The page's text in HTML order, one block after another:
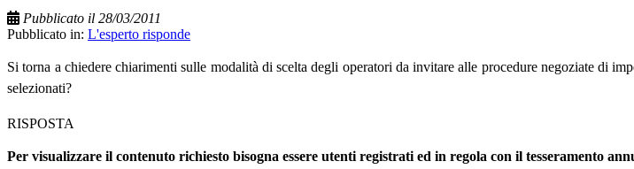
Pubblicato il 28/03/2011
Pubblicato in: L'esperto risponde
Si torna a chiedere chiarimenti sulle modalità di scelta degli operatori da invitare alle procedure negoziate di
selezionati?
RISPOSTA
Per visualizzare il contenuto richiesto bisogna essere utenti registrati ed in regola con il tesseramento